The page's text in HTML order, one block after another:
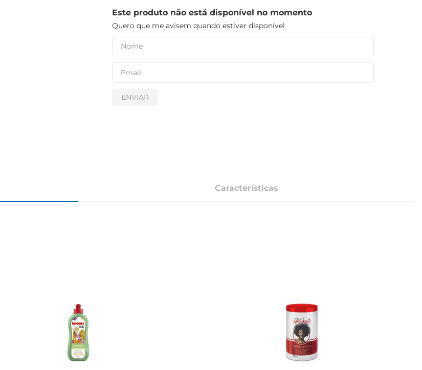
Este produto não está disponível no momento
Quero que me avisem quando estiver disponível
ENVIAR
Características